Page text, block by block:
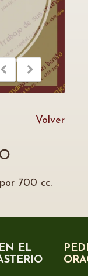
Volver
700 cc.
EL